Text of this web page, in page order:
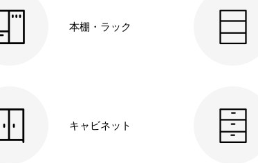
本棚・ラック
キャビネット